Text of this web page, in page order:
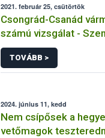
2021. február 25, csütörtök
Csongrád-Csanád
számú vizsgálat -
Katolikus Általános
Tálalókonyha -
TOVÁBB >
2024. június 11, kedd
Nem csípősek a
vetőmagok